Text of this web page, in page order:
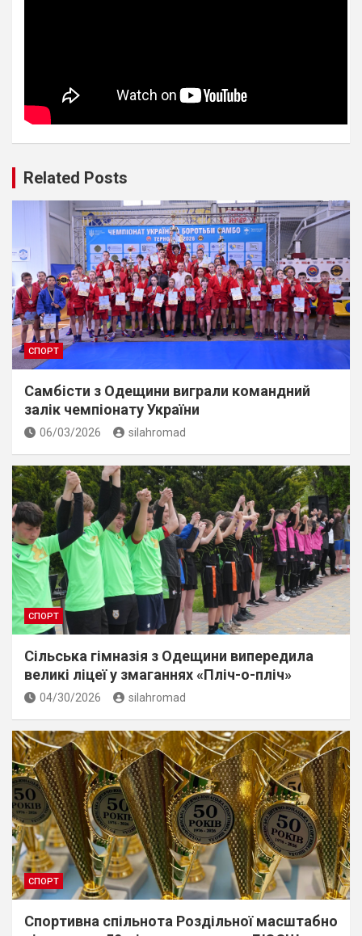
Related Posts
СПОРТ
Самбісти з Одещини виграли командний
залік чемпіонату України
06/03/2026 silahromad
СПОРТ
Сільська гімназія з Одещини випередила
великі ліцеї у змаганнях «Пліч-о-пліч»
04/30/2026 silahromad
СПОРТ
Спортивна спільнота Роздільної масштабно